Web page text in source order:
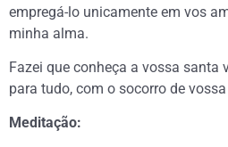
empregá-lo unicamente em vos
minha alma.
Fazei que conheça a vossa santa
para tudo, com o socorro de
Meditação: